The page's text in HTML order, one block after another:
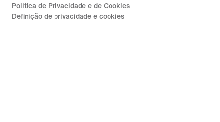
Política de Privacidade e de Cookies
Definição de privacidade e cookies